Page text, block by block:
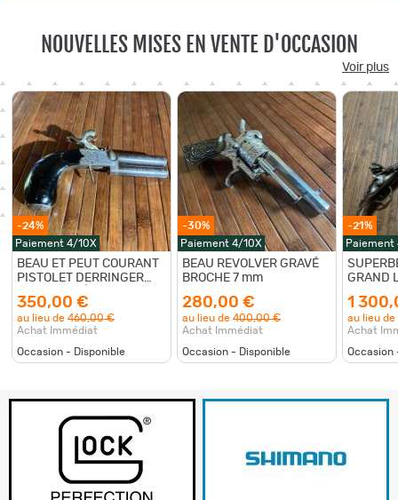
NOUVELLES MISES EN VENTE D'OCCASION
Voir plus
-24%
Paiement 4/10X
BEAU ET PEUT COURANT
PISTOLET DERRINGER
PERCUSSION
350,00 €
au lieu de 460,00 €
Achat Immédiat
Occasion - Disponible
-30%
Paiement 4/10X
BEAU REVOLVER GRAVÉ
BROCHE 7 mm
280,00 €
au lieu de 400,00 €
Achat Immédiat
Occasion - Disponible
-21%
GRAND
SILEX
1
au lieu de
Achat
Occasion